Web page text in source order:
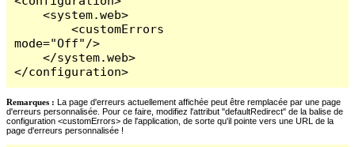
    <system.web>
        <customErrors
mode="Off"/>
    </system.web>
</configuration>
Remarques : La page d'erreurs actuellement affichée peut être remplacée par une page
d'erreurs personnalisée. Pour ce faire, modifiez l'attribut "defaultRedirect" de la balise de
configuration <customErrors> de l'application, de sorte qu'il pointe vers une URL de la
page d'erreurs personnalisée !